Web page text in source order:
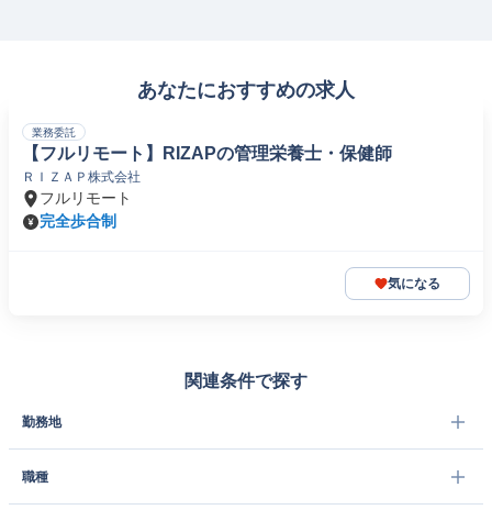
あなたにおすすめの求人
業務委託
【フルリモート】RIZAPの管理栄養士・保健師
ＲＩＺＡＰ株式会社
フルリモート
完全歩合制
気になる
関連条件で探す
勤務地
職種